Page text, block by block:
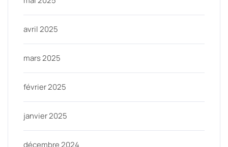
avril 2025
mars 2025
février 2025
janvier 2025
décembre 2024